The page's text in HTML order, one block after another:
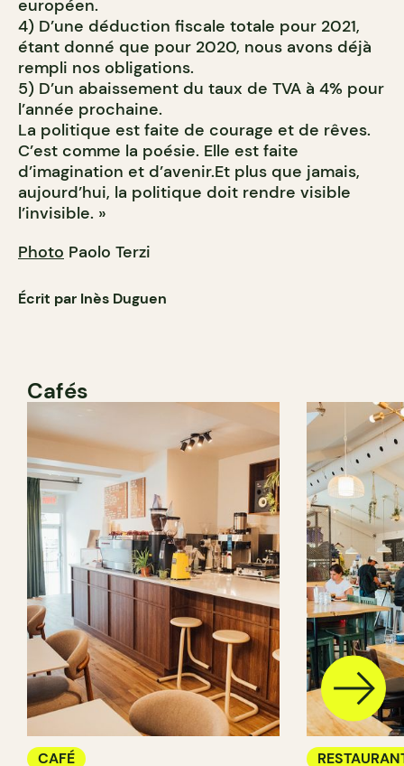
européen.
4) D’une déduction fiscale totale pour 2021,
étant donné que pour 2020, nous avons déjà
rempli nos obligations.
5) D’un abaissement du taux de TVA à 4% pour
l’année prochaine.
La politique est faite de courage et de rêves.
C’est comme la poésie. Elle est faite
d’imagination et d’avenir.Et plus que jamais,
aujourd’hui, la politique doit rendre visible
l’invisible. »
Photo Paolo Terzi
Écrit par Inès Duguen
Cafés
CAFÉ